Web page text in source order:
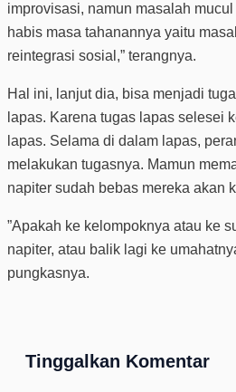
improvisasi, namun masalah
habis masa tahanannya yaitu
reintegrasi sosial,” terangnya.
Hal ini, lanjut dia, bisa menjadi
lapas. Karena tugas lapas selesei
lapas. Selama di dalam lapas,
melakukan tugasnya. Mamun
napiter sudah bebas mereka akan
”Apakah ke kelompoknya atau ke
napiter, atau balik lagi ke
pungkasnya.
Tinggalkan Komentar